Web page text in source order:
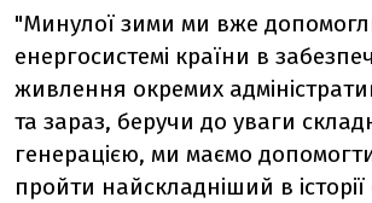
"Минулої зими ми вже
енергосистемі країни в
живлення окремих
та зараз, беручи до уваги
генерацією, ми маємо
пройти найскладніший в історії